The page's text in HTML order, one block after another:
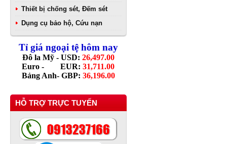
Thiết bị chống sét, Đếm sét
Dụng cụ bảo hộ, Cứu nạn
Tỉ giá ngoại tệ hôm nay
Đô la Mỹ - USD: 26,497.00
Euro - EUR: 31,711.00
Bảng Anh- GBP: 36,196.00
HỖ TRỢ TRỰC TUYẾN